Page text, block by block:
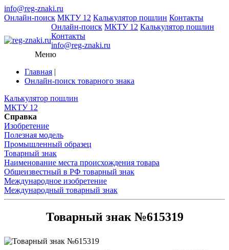
info@reg-znaki.ru
Онлайн-поиск МКТУ 12 Калькулятор пошлин Контакты
Онлайн-поиск МКТУ 12 Калькулятор пошлин
Контакты
info@reg-znaki.ru
Меню
Главная |
Онлайн-поиск товарного знака
Калькулятор пошлин
МКТУ 12
Справка
Изобретение
Полезная модель
Промышленный образец
Товарный знак
Наименование места происхождения товара
Общеизвестный в РФ товарный знак
Международное изобретение
Международный товарный знак
Товарный знак №615319